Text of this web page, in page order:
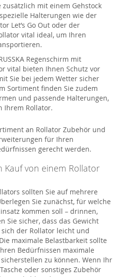
zusätzlich mit einem Gehstock
Halterungen wie der
Let’s Go Out oder der
vital ideal, um Ihren
Regenschirm mit
vital bieten Ihnen Schutz vor
Sie bei jedem Wetter sicher
Sortiment finden Sie zudem
und passende Halterungen,
Ihrem Rollator.
an Rollator Zubehör und
für Ihren
gerecht werden.
Kauf von einem Rollator
sollten Sie auf mehrere
Sie zunächst, für welche
kommen soll – drinnen,
Sie sicher, dass das Gewicht
der Rollator leicht und
maximale Belastbarkeit sollte
Bedürfnissen maximale
zu können. Wenn Ihr
oder sonstiges Zubehör